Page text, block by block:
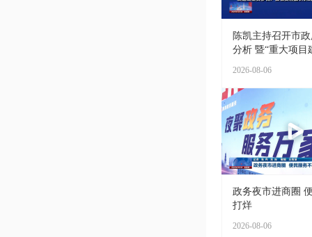
陈凯主持召开市
分析 暨“重大项目
2026-08-06
政务夜市进商圈
打烊
2026-08-06